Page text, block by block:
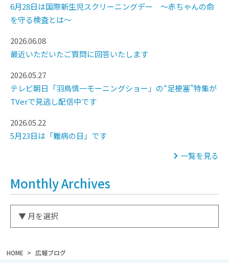
HOME 広報ブログ
6月28日は国際新生児スクリーニングデー ～赤ちゃんの命
を守る検査とは～
2026.06.08
最近いただいたご質問に回答いたします
2026.05.27
テレビ朝日「羽鳥慎一モーニングショー」の“足梗塞”特集が
TVerで見逃し配信中です
2026.05.22
5月23日は「難病の日」です
一覧を見る
Monthly Archives